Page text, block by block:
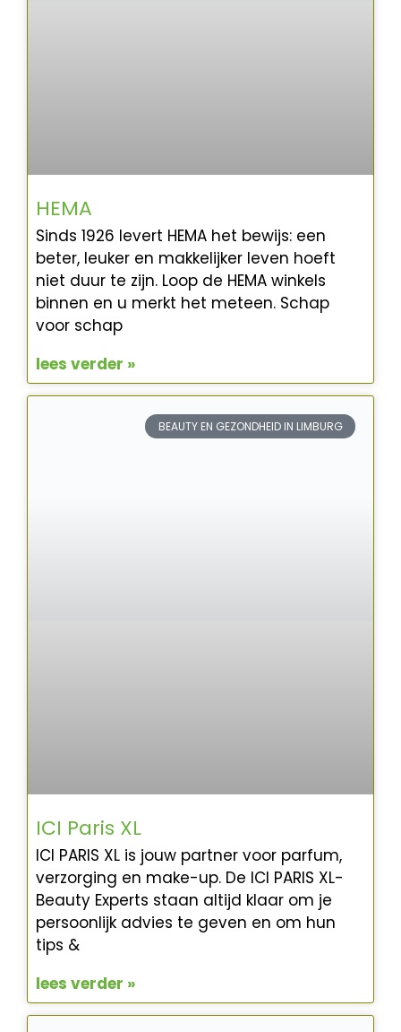
HEMA
Sinds 1926 levert HEMA het bewijs: een
beter, leuker en makkelijker leven hoeft
niet duur te zijn. Loop de HEMA winkels
binnen en u merkt het meteen. Schap
voor schap
lees verder »
BEAUTY EN GEZONDHEID IN LIMBURG
ICI Paris XL
ICI PARIS XL is jouw partner voor parfum,
verzorging en make-up. De ICI PARIS XL-
Beauty Experts staan altijd klaar om je
persoonlijk advies te geven en om hun
tips &
lees verder »